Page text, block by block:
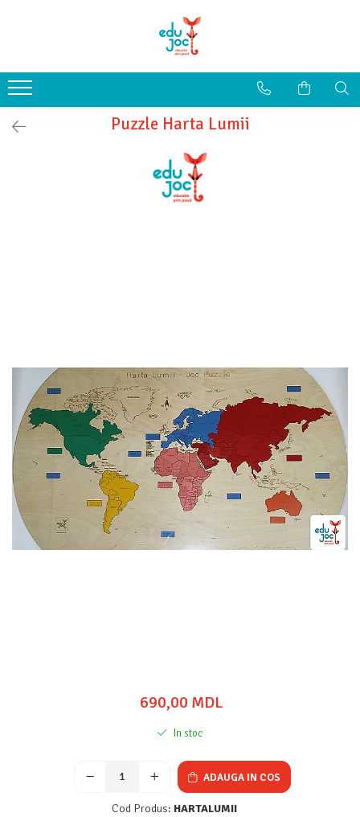
1-2 ani
3-4 ani
5-7 ani
Puzzle Harta Lumii
690,00 MDL
In stoc
ADAUGA IN COS
Cod Produs: HARTALUMII